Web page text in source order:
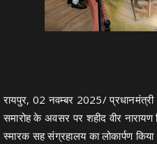
रायपुर, 02 नवम्बर 2025/
समारोह के अवसर पर शहीद वीर नारायण
स्मारक सह संग्रहालय का लोकार्पण